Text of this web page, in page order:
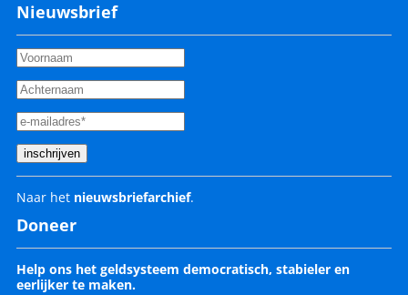
Nieuwsbrief
Naar het nieuwsbriefarchief.
Doneer
Help ons het geldsysteem democratisch, stabieler en
eerlijker te maken.